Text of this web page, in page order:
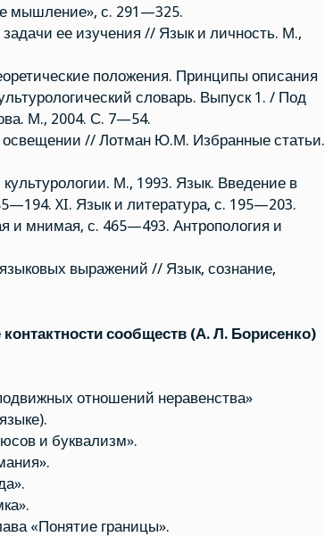
мышление», с. 291—325.
ее изучения // Язык и личность. М.,
положения. Принципы описания
словарь. Выпуск 1. / Под
М., 2004. С. 7—54.
освещении // Лотман Ю.М. Избранные статьи.
М., 1993. Язык. Введение в
XI. Язык и литература, с. 195—203.
и мнимая, с. 465—493. Антропология и
выражений // Язык, сознание,
сообществ (А. Л. Борисенко)
отношений неравенства»
и буквализм».
«Понятие границы».